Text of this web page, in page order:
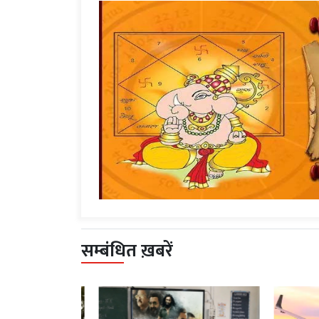
सम्बंधित ख़बरें